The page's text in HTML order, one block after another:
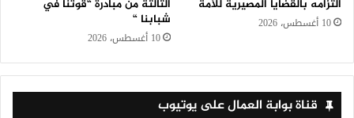
التزامه بالقضايا المصيرية للأمة
10 أغسطس، 2026
الثالثة من مبادرة “قوتنا في
شبابنا “
10 أغسطس، 2026
قناة بوابة العمال على يوتيوب